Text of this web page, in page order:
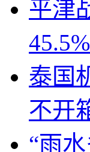
平津
45.5%
泰国
不开
“雨